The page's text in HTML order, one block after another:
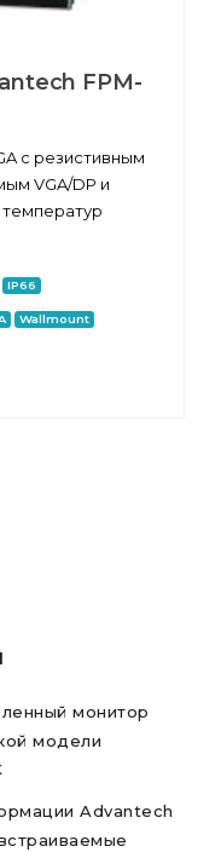
FPM-
с резистивным
VGA/DP и
IP66
Wallmount
монитор
модели
Advantech